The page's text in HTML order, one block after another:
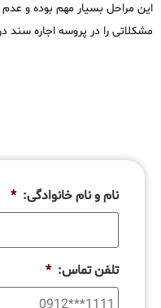
این مراحل بسیار مهم بوده و
مشکلاتی را در پروسه اجاره سند
نام و نام خانوادگی: *
تلفن تماس: *